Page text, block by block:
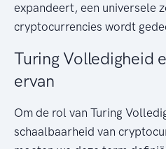
expandeert, een universele
cryptocurrencies wordt
Turing Volledigheid
ervan
Om de rol van Turing
schaalbaarheid van